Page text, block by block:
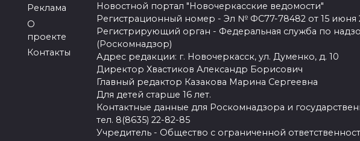
Реклама
О
проекте
Контакты
Новостной портал "Новочеркасские ведомости"
Регистрационный номер - Эл № ФС77-78482 от 15 июня
Регистрирующий орган - Федеральная служба по
(Роскомнадзор)
Адрес редакции: г. Новочеркасск, ул. Думенко, д. 10
Директор Хвастиков Александр Борисович
Главный редактор Казакова Марина Сергеевна
Для детей старше 16 лет.
Контактные данные для Роскомнадзора и
тел. 8(8635) 22-82-85
Учредитель - Общество с ограниченной